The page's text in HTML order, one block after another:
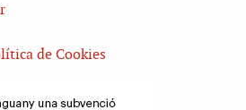
de Cookies